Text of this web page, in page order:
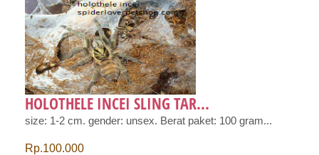
HOLOTHELE INCEI SLING TAR...
size: 1-2 cm. gender: unsex. Berat paket: 100 gram...
Rp.100.000